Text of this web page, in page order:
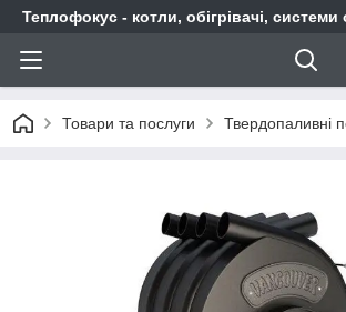
Теплофокус - котли, обігрівачі, системи
Товари та послуги Твердопаливні